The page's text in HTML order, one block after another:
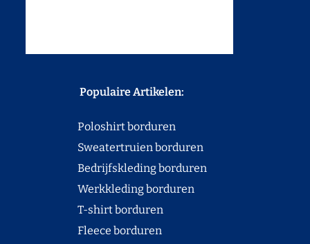
Populaire Artikelen:
Poloshirt borduren
Sweatertruien borduren
Bedrijfskleding borduren
Werkkleding borduren
T-shirt borduren
Fleece borduren